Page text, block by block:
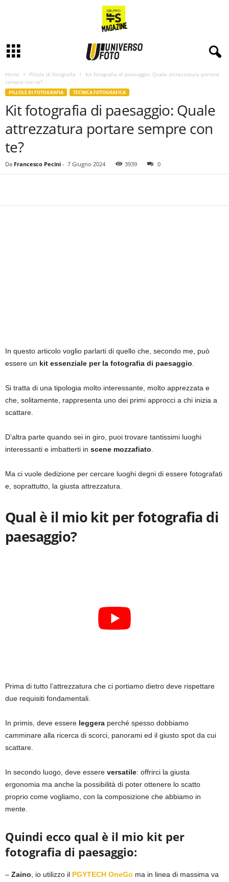
Home Pillole di fotografia
Kit fotografia di paesaggio: Quale attrezzatura portare
sempre con te?
PILLOLE DI FOTOGRAFIA TECNICA FOTOGRAFICA
Kit fotografia di paesaggio: Quale
attrezzatura portare sempre con
te?
Da Francesco Pecini - 7 Giugno 2024 3939 0
In questo articolo voglio parlarti di quello che, secondo me, può
essere un kit essenziale per la fotografia di paesaggio.
Si tratta di una tipologia molto interessante, molto apprezzata e
che, solitamente, rappresenta uno dei primi approcci a chi inizia a
scattare.
D’altra parte quando sei in giro, puoi trovare tantissimi luoghi
interessanti e imbatterti in scene mozzafiato.
Ma ci vuole dedizione per cercare luoghi degni di essere fotografati
e, soprattutto, la giusta attrezzatura.
Qual è il mio kit per fotografia di
paesaggio?
Prima di tutto l’attrezzatura che ci portiamo dietro deve rispettare
due requisiti fondamentali.
In primis, deve essere leggera perché spesso dobbiamo
camminare alla ricerca di scorci, panorami ed il giusto spot da cui
scattare.
In secondo luogo, deve essere versatile: offrirci la giusta
ergonomia ma anche la possibilità di poter ottenere lo scatto
proprio come vogliamo, con la composizione che abbiamo in
mente.
Quindi ecco qual è il mio kit per
fotografia di paesaggio:
– Zaino , io utilizzo il PGYTECH OneGo ma in linea di massima va